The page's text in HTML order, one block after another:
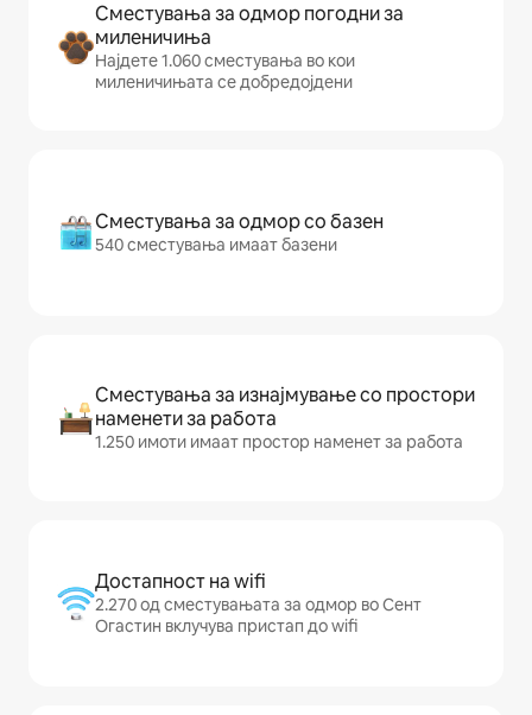
Сместувања за одмор погодни за
миленичиња
Најдете 1.060 сместувања во кои
миленичињата се добредојдени
Сместувања за одмор со базен
540 сместувања имаат базени
Сместувања за изнајмување со простори
наменети за работа
1.250 имоти имаат простор наменет за работа
Достапност на wifi
2.270 од сместувањата за одмор во Сент
Огастин вклучува пристап до wifi